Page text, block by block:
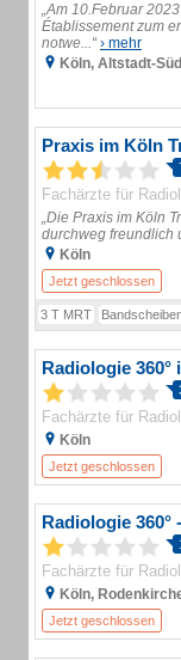
„Am 10.Februar
Établissement zum
notwe...“› mehr
Köln, Altstadt-Süd
Praxis im Köln
Fachärzte für
„Die Praxis im Köln
durchweg freundlich
Köln
Jetzt geschlossen
3 T MRT
Radiologie
Fachärzte für
Köln
Jetzt geschlossen
Radiologie
Fachärzte für
Köln,
Jetzt geschlossen